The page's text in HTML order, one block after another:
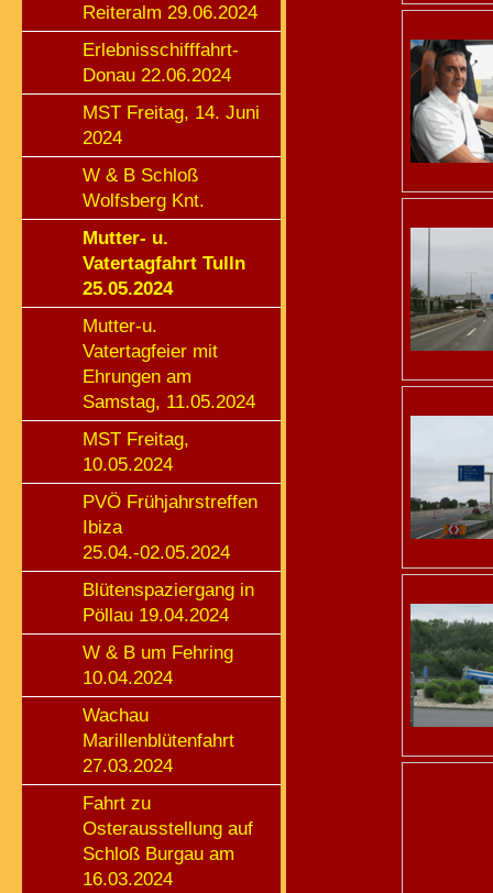
Reiteralm 29.06.2024
Erlebnisschifffahrt-
Donau 22.06.2024
MST Freitag, 14. Juni
2024
W & B Schloß
Wolfsberg Knt.
Mutter- u.
Vatertagfahrt Tulln
25.05.2024
Mutter-u.
Vatertagfeier mit
Ehrungen am
Samstag, 11.05.2024
MST Freitag,
10.05.2024
PVÖ Frühjahrstreffen
Ibiza
25.04.-02.05.2024
Blütenspaziergang in
Pöllau 19.04.2024
W & B um Fehring
10.04.2024
Wachau
Marillenblütenfahrt
27.03.2024
Fahrt zu
Osterausstellung auf
Schloß Burgau am
16.03.2024